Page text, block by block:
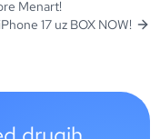
Menart!
17 uz BOX NOW!